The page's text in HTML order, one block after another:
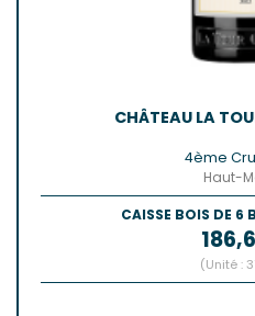
CHÂTEAU LA
4ème
Haut-
CAISSE BOIS DE 6
Prix
(Unité :